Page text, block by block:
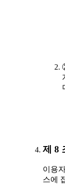
제 8
이용
스에